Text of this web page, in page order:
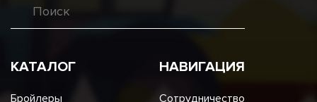
КАТАЛОГ
Бройлеры
НАВИГАЦИЯ
Сотрудничество